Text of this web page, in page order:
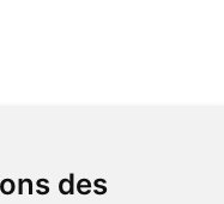
des
commande à Amiens
recevez-là rapidement